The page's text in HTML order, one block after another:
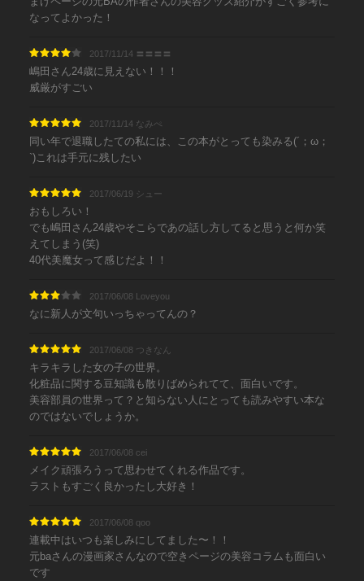
なってよかった！
2017/11/14 〓〓〓〓
嶋田さん24歳に見えない！！！
威厳がすごい
2017/11/14 なみぺ
同い年で退職したての私には、この本がとっても染みる(´；ω；
`)これは手元に残したい
2017/06/19 シュー
おもしろい！
でも嶋田さん24歳やそこらであの話し方してると思うと何か笑
えてしまう(笑)
40代美魔女って感じだよ！！
2017/06/08 Loveyou
なに新人が文句いっちゃってんの？
2017/06/08 つきなん
キラキラした女の子の世界。
化粧品に関する豆知識も散りばめられてて、面白いです。
美容部員の世界って？と知らない人にとっても読みやすい本な
のではないでしょうか。
2017/06/08 cei
メイク頑張ろうって思わせてくれる作品です。
ラストもすごく良かったし大好き！
2017/06/08 qoo
連載中はいつも楽しみにしてました〜！！
元baさんの漫画家さんなので空きページの美容コラムも面白い
です